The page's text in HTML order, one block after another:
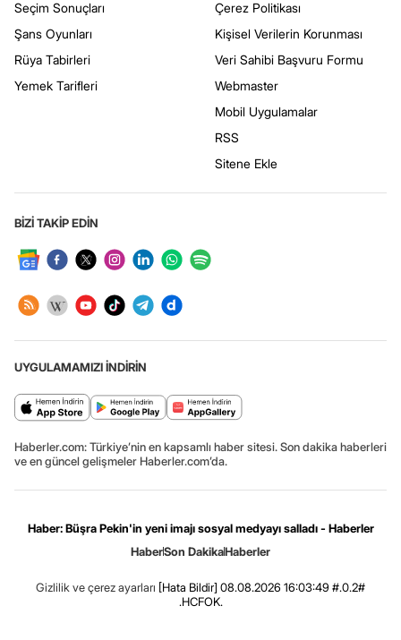
Seçim Sonuçları
Şans Oyunları
Rüya Tabirleri
Yemek Tarifleri
Çerez Politikası
Kişisel Verilerin Korunması
Veri Sahibi Başvuru Formu
Webmaster
Mobil Uygulamalar
RSS
Sitene Ekle
BİZİ TAKİP EDİN
UYGULAMAMIZI İNDİRİN
Haberler.com: Türkiye’nin en kapsamlı haber sitesi. Son dakika haberleri
ve en güncel gelişmeler Haberler.com’da.
Haber: Büşra Pekin'in yeni imajı sosyal medyayı salladı - Haberler
HaberSon DakikaHaberler
Gizlilik ve çerez ayarları [Hata Bildir] 08.08.2026 16:03:49 #.0.2#
.HCFOK.